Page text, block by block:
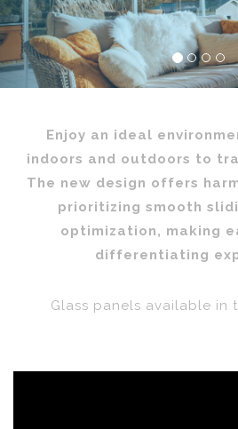
Enjoy an ideal
indoors and outdoors to
The new design offers
prioritizing smooth
optimization, making
differentiating
Glass panels available in